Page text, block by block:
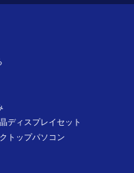
ディスプレイセット
トップパソコン